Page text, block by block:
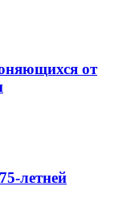
от
летней